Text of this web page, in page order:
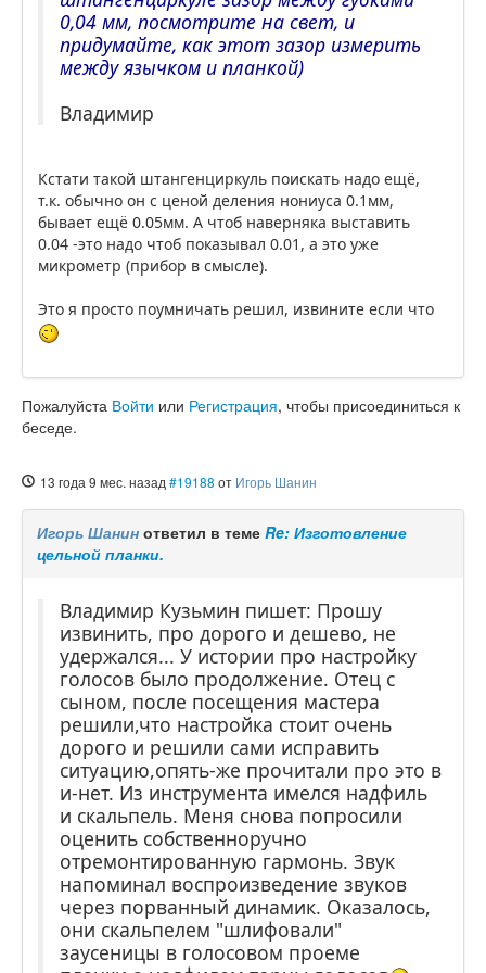
0,04 мм, посмотрите на свет, и
придумайте, как этот зазор измерить
между язычком и планкой)
Владимир
Кстати такой штангенциркуль поискать надо ещё,
т.к. обычно он с ценой деления нониуса 0.1мм,
бывает ещё 0.05мм. А чтоб наверняка выставить
0.04 -это надо чтоб показывал 0.01, а это уже
микрометр (прибор в смысле).
Это я просто поумничать решил, извините если что
Пожалуйста Войти или Регистрация, чтобы присоединиться к
беседе.
13 года 9 мес. назад #19188 от Игорь Шанин
Игорь Шанин ответил в теме Re: Изготовление
цельной планки.
Владимир Кузьмин пишет: Прошу
извинить, про дорого и дешево, не
удержался... У истории про настройку
голосов было продолжение. Отец с
сыном, после посещения мастера
решили,что настройка стоит очень
дорого и решили сами исправить
ситуацию,опять-же прочитали про это в
и-нет. Из инструмента имелся надфиль
и скальпель. Меня снова попросили
оценить собственноручно
отремонтированную гармонь. Звук
напоминал воспроизведение звуков
через порванный динамик. Оказалось,
они скальпелем "шлифовали"
заусеницы в голосовом проеме